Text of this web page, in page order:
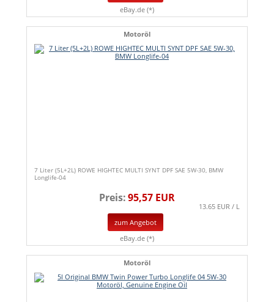
eBay.de (*)
Motoröl
7 Liter (5L+2L) ROWE HIGHTEC MULTI SYNT DPF SAE 5W-30, BMW
Longlife-04
Preis:95,57 EUR
13.65 EUR / L
zum Angebot
eBay.de (*)
Motoröl